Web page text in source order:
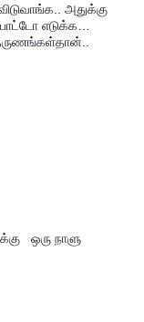
அதுக்கு
எடுக்க…
ஒரு நாளு